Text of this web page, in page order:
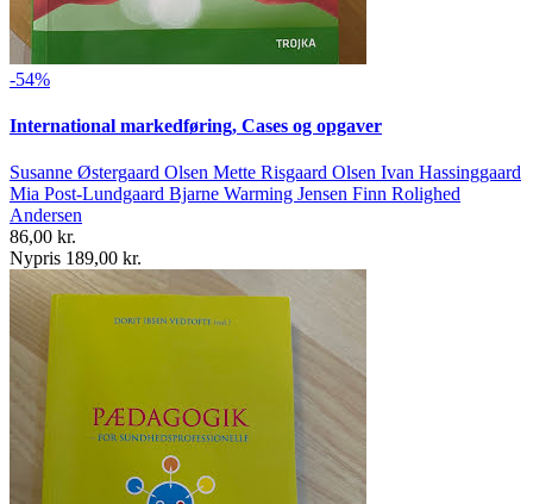
-54%
International markedføring, Cases og opgaver
Susanne Østergaard Olsen Mette Risgaard Olsen Ivan Hassinggaard
Mia Post-Lundgaard Bjarne Warming Jensen Finn Rolighed
Andersen
86,00 kr.
Nypris 189,00 kr.